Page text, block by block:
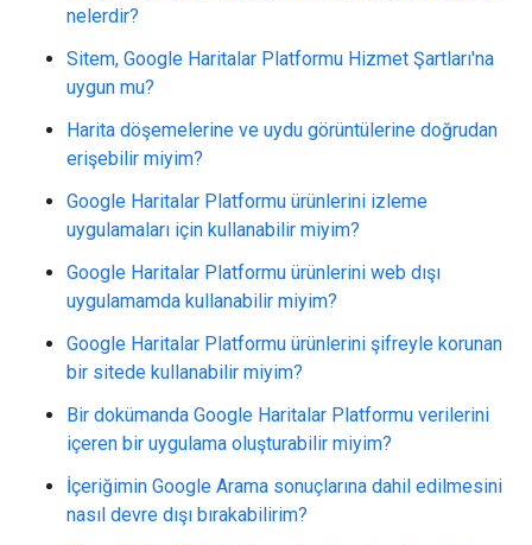
nelerdir?
Sitem, Google Haritalar Platformu Hizmet Şartları'na
uygun mu?
Harita döşemelerine ve uydu görüntülerine doğrudan
erişebilir miyim?
Google Haritalar Platformu ürünlerini izleme
uygulamaları için kullanabilir miyim?
Google Haritalar Platformu ürünlerini web dışı
uygulamamda kullanabilir miyim?
Google Haritalar Platformu ürünlerini şifreyle korunan
bir sitede kullanabilir miyim?
Bir dokümanda Google Haritalar Platformu verilerini
içeren bir uygulama oluşturabilir miyim?
İçeriğimin Google Arama sonuçlarına dahil edilmesini
nasıl devre dışı bırakabilirim?